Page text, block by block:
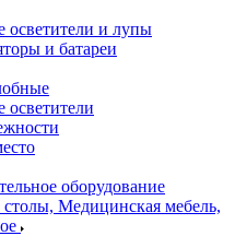
осветители и лупы
и батареи
оборудование
Медицинская мебель,